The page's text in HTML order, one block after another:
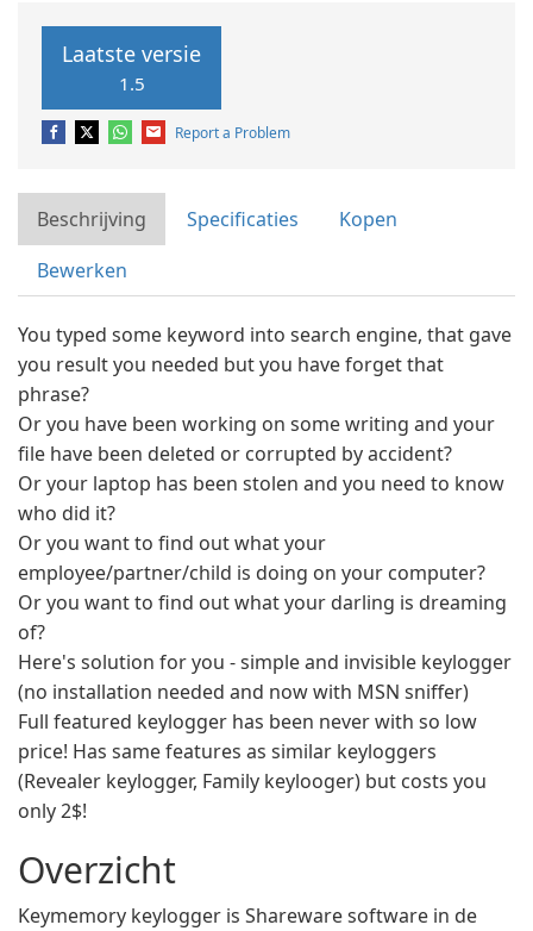
Laatste versie
1.5
Report a Problem
Beschrijving Specificaties
Kopen
Bewerken
You typed some keyword into search engine, that gave
you result you needed but you have forget that
phrase?
Or you have been working on some writing and your
file have been deleted or corrupted by accident?
Or your laptop has been stolen and you need to know
who did it?
Or you want to find out what your
employee/partner/child is doing on your computer?
Or you want to find out what your darling is dreaming
of?
Here's solution for you - simple and invisible keylogger
(no installation needed and now with MSN sniffer)
Full featured keylogger has been never with so low
price! Has same features as similar keyloggers
(Revealer keylogger, Family keylooger) but costs you
only 2$!
Overzicht
Keymemory keylogger is Shareware software in de